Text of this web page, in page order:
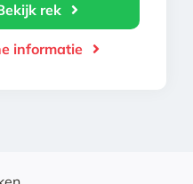
rek
informatie